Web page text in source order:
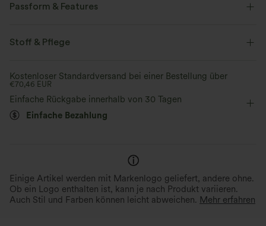
Passform & Features
weites Bein
Stoff & Pflege
Kostenloser Standardversand bei einer Bestellung über
€70,46 EUR
Einfache Rückgabe innerhalb von 30 Tagen
Einfache Bezahlung
Einige Artikel werden mit Markenlogo geliefert, andere ohne.
Ob ein Logo enthalten ist, kann je nach Produkt variieren.
Auch Stil und Farben können leicht abweichen. Mehr erfahren